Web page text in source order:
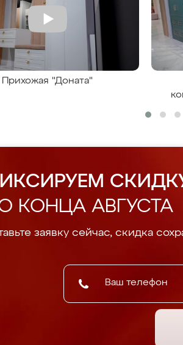
Прихожая "Доната"
КОНЦА АВГУСТА
заявку сейчас, скидка